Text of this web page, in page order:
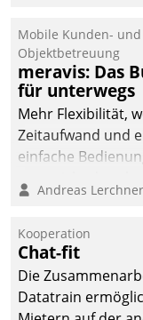
und Beschwerde-
ein.
Mobile Kunden- und
Objektbetreuung
meravis: Das
für unterwegs
Mehr Flexibilität,
Zeitaufwand und
einfache
Cockpit für mobile
Datatrain. Die
Wohnungsbau- und
Immobilien
sich dabei für den
Andreas Lerchner
Kooperation
Chat-fit
Die
Datatrain